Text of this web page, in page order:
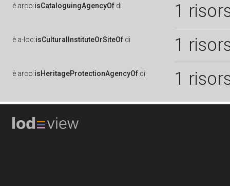
è arco:isCataloguingAgencyOf di 1
è a-loc:isCulturalInstituteOrSiteOf di 1
è arco:isHeritageProtectionAgencyOf di 1